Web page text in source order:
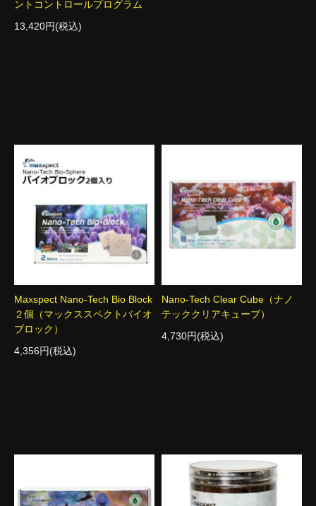
ントコントロールプログラム
13,420円(税込)
Maxspect Nano-Tech Bio Block
２個（マックススペクトバイオ
ブロック）
4,356円(税込)
Nano-Tech Clear Cube（ナノ
テッククリアキューブ）
4,730円(税込)